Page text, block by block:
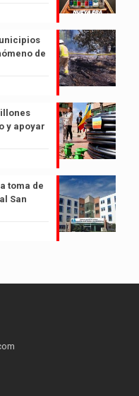
de
y apoyar
toma de
San